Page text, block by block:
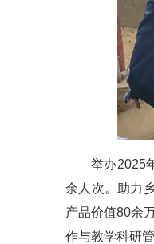
举办2025
余人次。助力
产品价值80余
作与教学科研